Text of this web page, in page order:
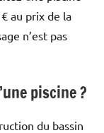
au prix de la
n’est pas
piscine ?
du bassin